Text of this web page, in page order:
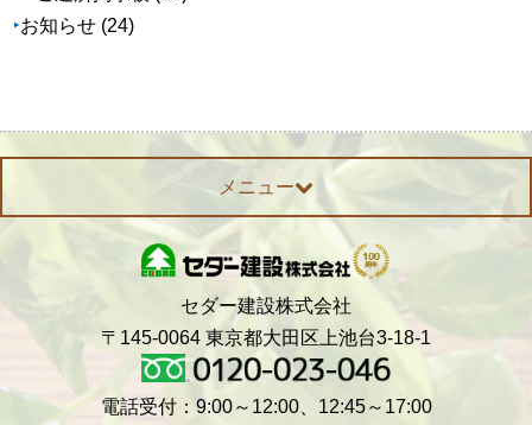
お知らせ (24)
メニュー
セダー建設株式会社
〒145-0064 東京都大田区上池台3-18-1
電話受付：9:00～12:00、12:45～17:00